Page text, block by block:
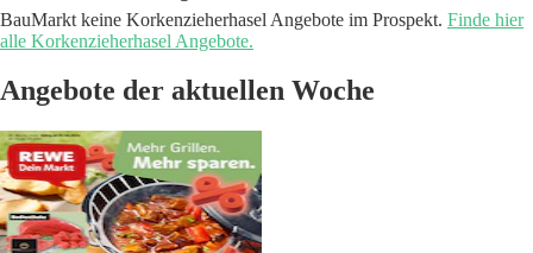
BauMarkt keine Korkenzieherhasel Angebote im Prospekt. Finde hier
alle Korkenzieherhasel Angebote.
Angebote der aktuellen Woche